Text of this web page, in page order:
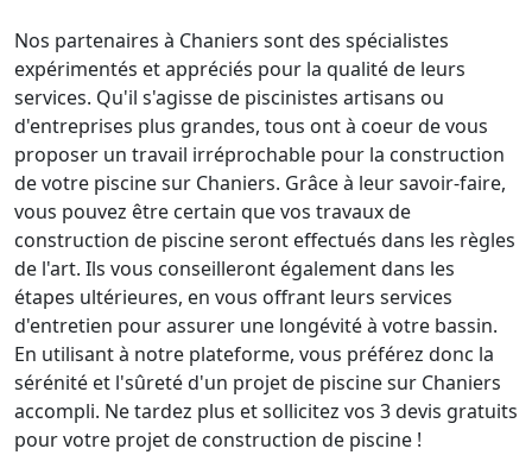
Nos partenaires à Chaniers sont des spécialistes
expérimentés et appréciés pour la qualité de leurs
services. Qu'il s'agisse de piscinistes artisans ou
d'entreprises plus grandes, tous ont à coeur de vous
proposer un travail irréprochable pour la construction
de votre piscine sur Chaniers. Grâce à leur savoir-faire,
vous pouvez être certain que vos travaux de
construction de piscine seront effectués dans les règles
de l'art. Ils vous conseilleront également dans les
étapes ultérieures, en vous offrant leurs services
d'entretien pour assurer une longévité à votre bassin.
En utilisant à notre plateforme, vous préférez donc la
sérénité et l'sûreté d'un projet de piscine sur Chaniers
accompli. Ne tardez plus et sollicitez vos 3 devis gratuits
pour votre projet de construction de piscine !